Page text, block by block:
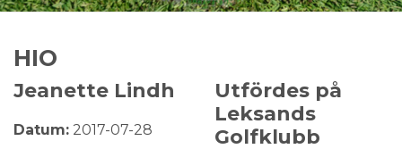
HIO
Jeanette Lindh
Datum: 2017-07-28
Utfördes på
Leksands
Golfklubb